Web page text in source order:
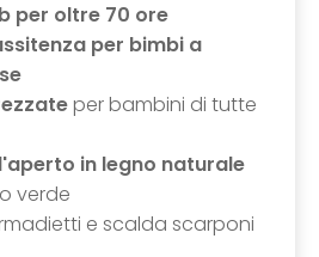
per oltre 70 ore
per bimbi a
per bambini di tutte
in legno naturale
verde
e scalda scarponi